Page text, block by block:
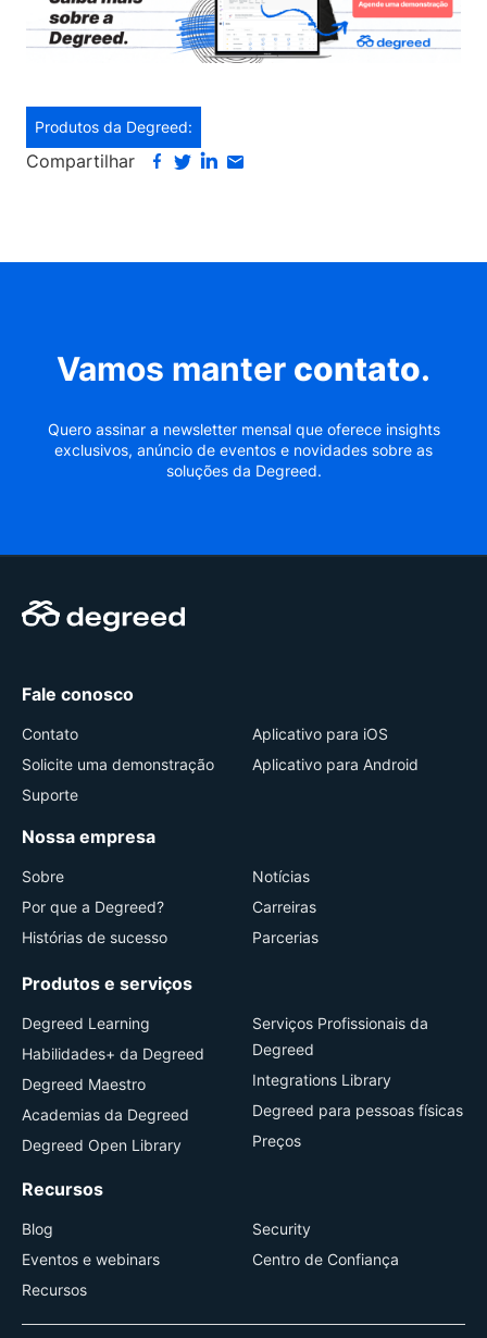
Produtos da Degreed:
Compartilhar
Vamos manter contato.
Quero assinar a newsletter mensal que oferece insights
exclusivos, anúncio de eventos e novidades sobre as
soluções da Degreed.
Fale conosco
Contato
Solicite uma demonstração
Suporte
Aplicativo para iOS
Aplicativo para Android
Nossa empresa
Sobre
Por que a Degreed?
Histórias de sucesso
Notícias
Carreiras
Parcerias
Produtos e serviços
Degreed Learning
Habilidades+ da Degreed
Degreed Maestro
Academias da Degreed
Degreed Open Library
Serviços Profissionais da
Degreed
Integrations Library
Degreed para pessoas físicas
Preços
Recursos
Blog
Eventos e webinars
Recursos
Security
Centro de Confiança